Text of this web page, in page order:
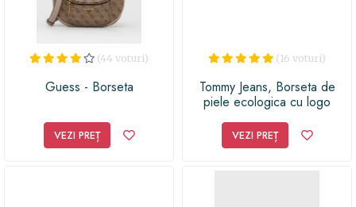
(44 voturi)
Guess - Borseta
VEZI PREȚ
(16 voturi)
Tommy Jeans, Borseta de
piele ecologica cu logo
VEZI PREȚ